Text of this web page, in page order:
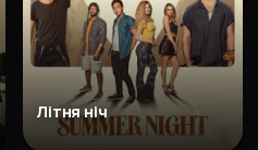
Літня ніч